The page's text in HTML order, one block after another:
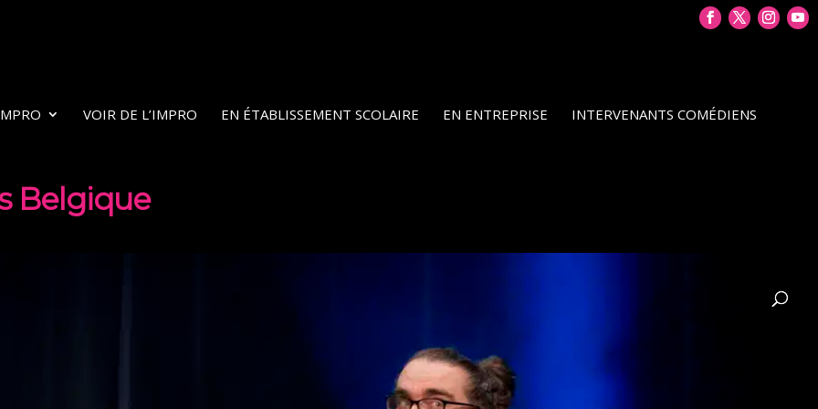
VOIR DE L’IMPRO EN ÉTABLISSEMENT SCOLAIRE EN ENTREPRISE INTERVENANTS COMÉDIENS
Belgique